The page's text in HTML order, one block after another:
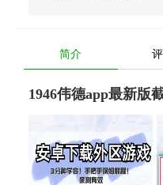
简介
1946伟德app最新版